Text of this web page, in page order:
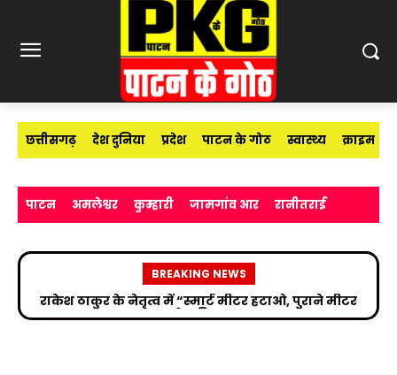
छत्तीसगढ़ देश दुनिया प्रदेश पाटन के गोठ स्वास्थ्य क्राइम
पाटन अमलेश्वर कुम्हारी जामगांव आर रानीतराई
BREAKING NEWS
सड़क हादसे के बाद उपचाररत किरण सिंह देव से मिले सांसद
विजय बघेल